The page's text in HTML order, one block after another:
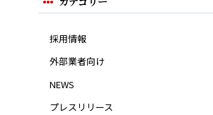
採用情報
外部業者向け
NEWS
プレスリリース